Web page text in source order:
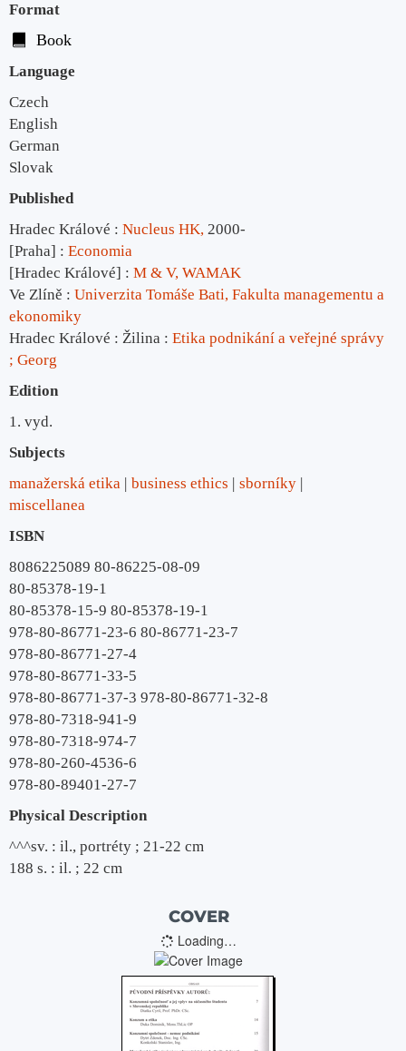
Format
Book
Language
Czech
English
German
Slovak
Published
Hradec Králové : Nucleus HK, 2000-
[Praha] : Economia
[Hradec Králové] : M & V, WAMAK
Ve Zlíně : Univerzita Tomáše Bati, Fakulta managementu a
ekonomiky
Hradec Králové : Žilina : Etika podnikání a veřejné správy
; Georg
Edition
1. vyd.
Subjects
manažerská etika
business ethics
sborníky
miscellanea
ISBN
8086225089 80-86225-08-09
80-85378-19-1
80-85378-15-9 80-85378-19-1
978-80-86771-23-6 80-86771-23-7
978-80-86771-27-4
978-80-86771-33-5
978-80-86771-37-3 978-80-86771-32-8
978-80-7318-941-9
978-80-7318-974-7
978-80-260-4536-6
978-80-89401-27-7
Physical Description
^^^sv. : il., portréty ; 21-22 cm
188 s. : il. ; 22 cm
COVER
Loading…